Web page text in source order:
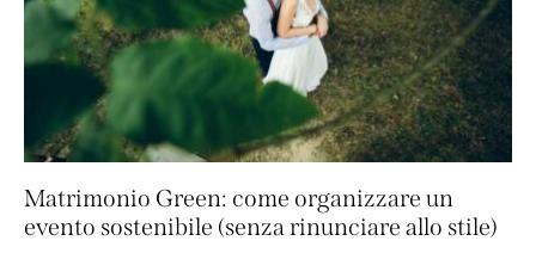
Matrimonio Green: come organizzare un
evento sostenibile (senza rinunciare allo stile)